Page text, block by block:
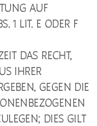
AUF
1 LIT. E ODER F
DAS RECHT,
IHRER
GEGEN DIE
DIES GILT